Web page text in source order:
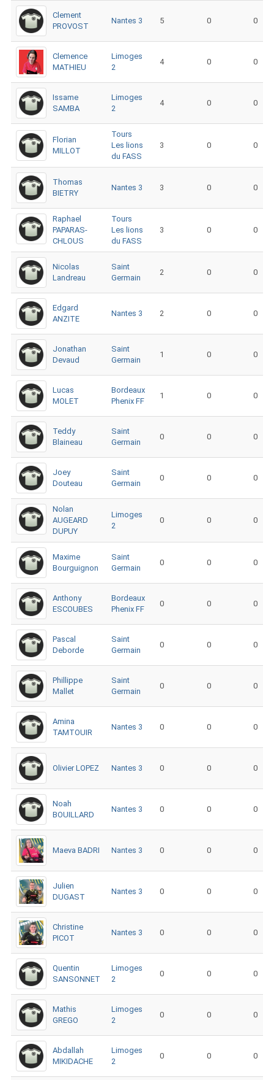
Clement
PROVOST
Nantes 3 5 0 0
Clemence
MATHIEU
Limoges
2
4 0 0
Issame
SAMBA
Limoges
2
4 0 0
Florian
MILLOT
Tours
Les lions
du FASS
3 0 0
Thomas
BIETRY
Nantes 3 3 0 0
Raphael
PAPARAS-
CHLOUS
Tours
Les lions
du FASS
3 0 0
Nicolas
Landreau
Saint
Germain
2 0 0
Edgard
ANZITE
Nantes 3 2 0 0
Jonathan
Devaud
Saint
Germain
1 0 0
Lucas
MOLET
Bordeaux
Phenix FF
1 0 0
Teddy
Blaineau
Saint
Germain
0 0 0
Joey
Douteau
Saint
Germain
0 0 0
Nolan
AUGEARD
DUPUY
Limoges
2
0 0 0
Maxime
Bourguignon
Saint
Germain
0 0 0
Anthony
ESCOUBES
Bordeaux
Phenix FF
0 0 0
Pascal
Deborde
Saint
Germain
0 0 0
Phillippe
Mallet
Saint
Germain
0 0 0
Amina
TAMTOUIR
Nantes 3 0 0 0
Olivier LOPEZ Nantes 3 0 0 0
Noah
BOUILLARD
Nantes 3 0 0 0
Maeva BADRI Nantes 3 0 0 0
Julien
DUGAST
Nantes 3 0 0 0
Christine
PICOT
Nantes 3 0 0 0
Quentin
SANSONNET
Limoges
2
0 0 0
Mathis
GREGO
Limoges
2
0 0 0
Abdallah
MIKIDACHE
Limoges
2
0 0 0